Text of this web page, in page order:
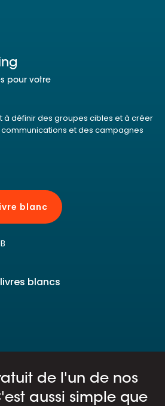
pour votre
à définir des groupes cibles et à créer
et des campagnes
blanc
blancs
de l'un de nos
aussi simple que